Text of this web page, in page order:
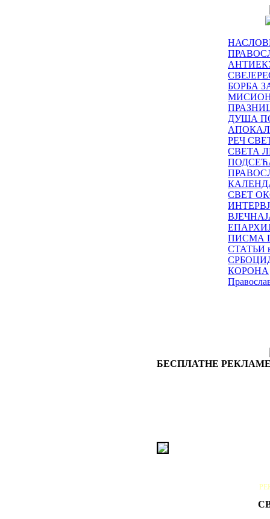
БОРБА
ДУША
РЕЧ
СВЕТА
СВЕТ
ПИСМА
СТАТЬИ
КОРОНА
БЕСПЛАТНЕ